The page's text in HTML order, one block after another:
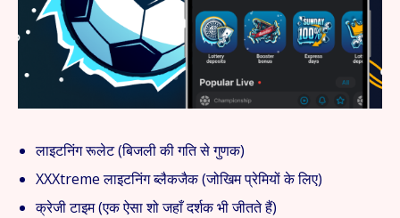
लाइटनिंग रूलेट (बिजली की गति से गुणक)
XXXtreme लाइटनिंग ब्लैकजैक (जोखिम प्रेमियों के लिए)
क्रेजी टाइम (एक ऐसा शो जहाँ दर्शक भी जीतते हैं)